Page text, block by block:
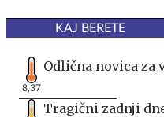
KAJ BERETE
8,37
Odlična novica za
Tragični zadnji